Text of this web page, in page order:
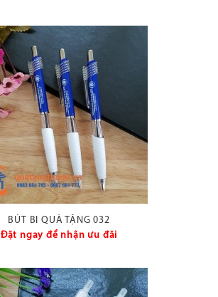
BÚT BI QUÀ TẶNG 032
Đặt ngay để nhận ưu đãi